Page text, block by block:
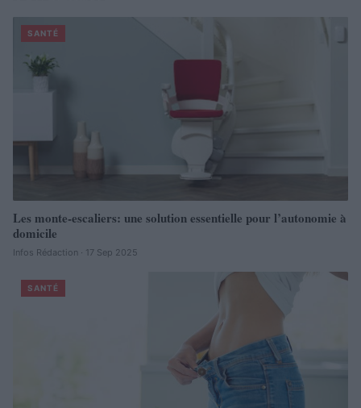
SANTÉ
Les monte-escaliers: une solution essentielle pour l’autonomie à
domicile
Infos Rédaction · 17 Sep 2025
SANTÉ